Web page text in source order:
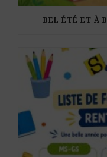
BEL ÉTÉ ET À